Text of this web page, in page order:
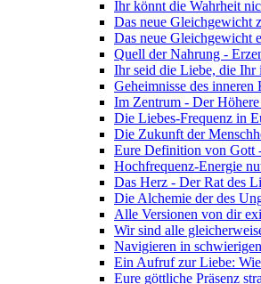
Ihr könnt die Wahrheit
Das neue Gleichgewicht
Das neue Gleichgewicht
Quell der Nahrung -
Ihr seid die Liebe, die Ihr
Geheimnisse des
Im Zentrum - Der
Die Liebes-Frequenz in
Die Zukunft der
Eure Definition von Gott
Hochfrequenz-Energie
Das Herz - Der Rat des
Die Alchemie der des
Alle Versionen von dir
Wir sind alle
Navigieren in
Ein Aufruf zur Liebe:
Eure göttliche Präsenz